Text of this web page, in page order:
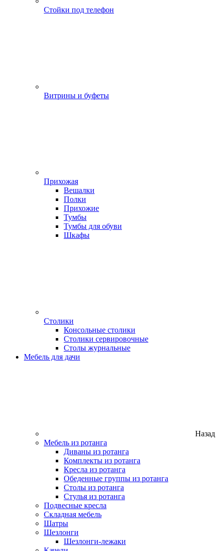
Стойки под телефон
Витрины и буфеты
Прихожая
Вешалки
Полки
Прихожие
Тумбы
Тумбы для обуви
Шкафы
Столики
Консольные столики
Столики сервировочные
Столы журнальные
Мебель для дачи
Назад
Мебель из ротанга
Диваны из ротанга
Комплекты из ротанга
Кресла из ротанга
Обеденные группы из ротанга
Столы из ротанга
Стулья из ротанга
Подвесные кресла
Складная мебель
Шатры
Шезлонги
Шезлонги-лежаки